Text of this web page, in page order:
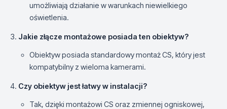
umożliwiają działanie w warunkach niewielkiego
oświetlenia.
Jakie złącze montażowe posiada ten obiektyw?
Obiektyw posiada standardowy montaż CS, który jest
kompatybilny z wieloma kamerami.
Czy obiektyw jest łatwy w instalacji?
Tak, dzięki montażowi CS oraz zmiennej ogniskowej,